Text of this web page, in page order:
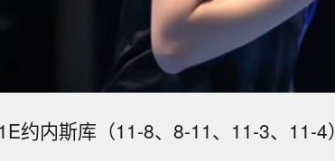
约内斯库（11-8、8-11、11-3、11-4）